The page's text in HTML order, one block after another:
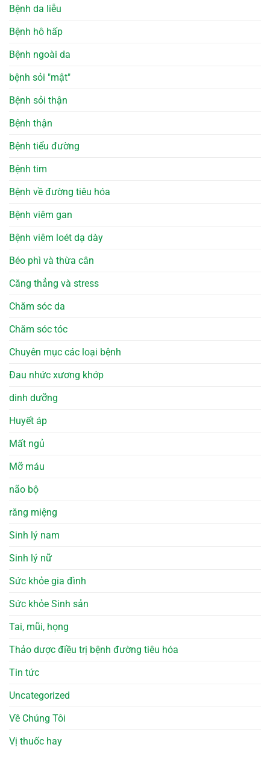
Bệnh da liễu
Bệnh hô hấp
Bệnh ngoài da
bệnh sỏi "mật"
Bệnh sỏi thận
Bệnh thận
Bệnh tiểu đường
Bệnh tim
Bệnh về đường tiêu hóa
Bệnh viêm gan
Bệnh viêm loét dạ dày
Béo phì và thừa cân
Căng thẳng và stress
Chăm sóc da
Chăm sóc tóc
Chuyên mục các loại bệnh
Đau nhức xương khớp
dinh dưỡng
Huyết áp
Mất ngủ
Mỡ máu
não bộ
răng miệng
Sinh lý nam
Sinh lý nữ
Sức khỏe gia đình
Sức khỏe Sinh sản
Tai, mũi, họng
Thảo dược điều trị bệnh đường tiêu hóa
Tin tức
Uncategorized
Về Chúng Tôi
Vị thuốc hay